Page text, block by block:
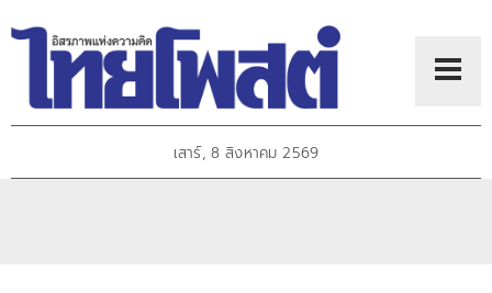
เสาร์, 8 สิงหาคม 2569